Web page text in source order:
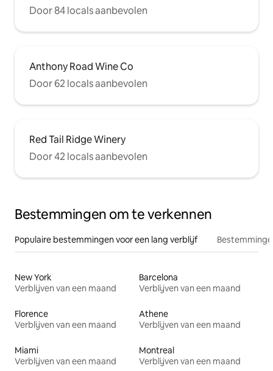
Door 84 locals aanbevolen
Anthony Road Wine Co
Door 62 locals aanbevolen
Red Tail Ridge Winery
Door 42 locals aanbevolen
Bestemmingen om te verkennen
Populaire bestemmingen voor een lang verblijf
New York
Verblijven van een maand
Barcelona
Verblijven van een maand
Florence
Verblijven van een maand
Athene
Verblijven van een maand
Miami
Verblijven van een maand
Montreal
Verblijven van een maand